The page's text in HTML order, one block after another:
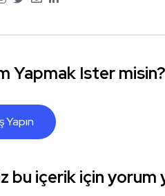
Yapmak Ister misin?
Yapın
bu içerik için yorum